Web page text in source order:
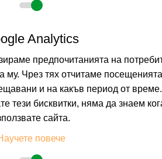
Пълно описание
AMNISSOS
Analytics
предпочитанията на
му. Чрез тях отчитаме
и на какъв период от
тези бисквитки, няма да знаем
сайта.
повече